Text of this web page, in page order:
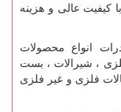
کیفیت عالی و هزینه
انواع محصولات
، شیرالات ، بست
فلزی و غیر فلزی